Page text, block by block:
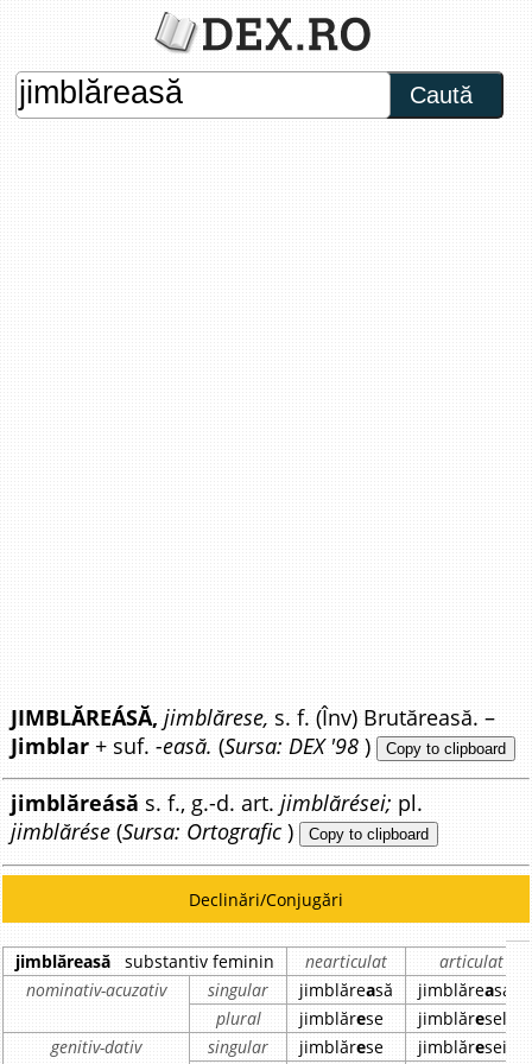
Caută
JIMBLĂREÁSĂ, jimblărese, s. f. (Înv) Brutăreasă. –
Jimblar + suf.-easă. (Sursa: DEX '98 ) Copy to clipboard
jimblăreásă s. f., g.-d. art.jimblărései; pl.
jimblărése (Sursa: Ortografic ) Copy to clipboard
Declinări/Conjugări
jimblăreasă substantiv feminin nearticulat
articulat
nominativ-acuzativ
singular jimblăreasă jimblăreasa
plural
jimblărese jimblăresele
genitiv-dativ
singular jimblărese jimblăresei